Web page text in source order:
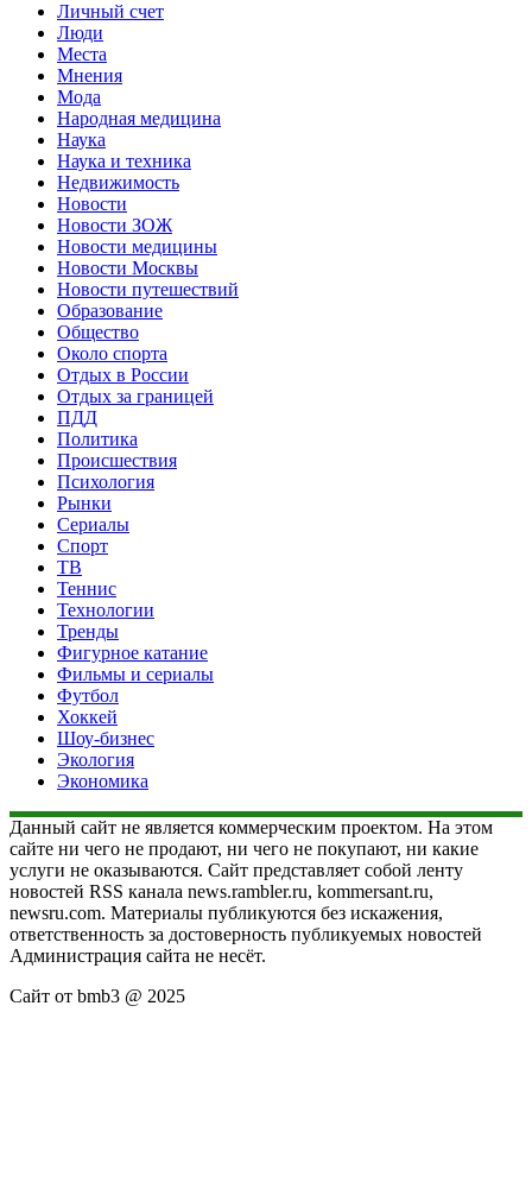
Личный счет
Люди
Места
Мнения
Мода
Народная медицина
Наука
Наука и техника
Недвижимость
Новости
Новости ЗОЖ
Новости медицины
Новости Москвы
Новости путешествий
Образование
Общество
Около спорта
Отдых в России
Отдых за границей
ПДД
Политика
Происшествия
Психология
Рынки
Сериалы
Спорт
ТВ
Теннис
Технологии
Тренды
Фигурное катание
Фильмы и сериалы
Футбол
Хоккей
Шоу-бизнес
Экология
Экономика
Данный сайт не является коммерческим проектом. На этом
сайте ни чего не продают, ни чего не покупают, ни какие
услуги не оказываются. Сайт представляет собой ленту
новостей RSS канала news.rambler.ru, kommersant.ru,
newsru.com. Материалы публикуются без искажения,
ответственность за достоверность публикуемых новостей
Администрация сайта не несёт.
Сайт от bmb3 @ 2025